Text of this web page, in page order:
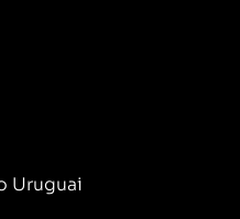
Uruguai